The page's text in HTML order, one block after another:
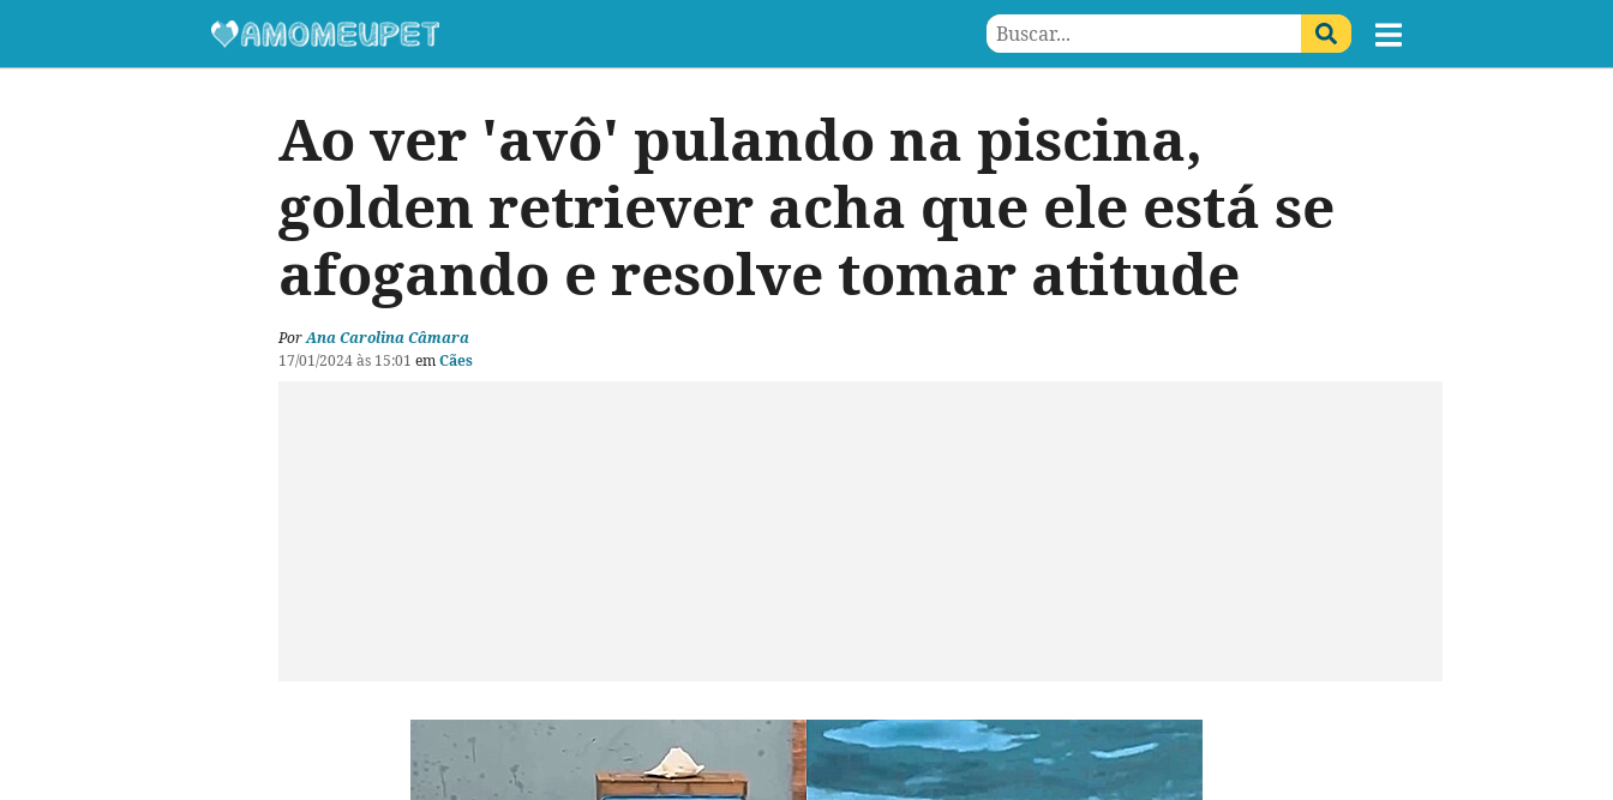
Ao ver 'avô' pulando na piscina,
golden retriever acha que ele está se
afogando e resolve tomar atitude
PorAna Carolina Câmara
17/01/2024 às 15:01 emCães